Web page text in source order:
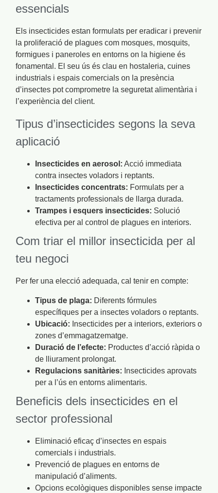
essencials
Els insecticides estan formulats per eradicar i prevenir
la proliferació de plagues com mosques, mosquits,
formigues i paneroles en entorns on la higiene és
fonamental. El seu ús és clau en hostaleria, cuines
industrials i espais comercials on la presència
d’insectes pot comprometre la seguretat alimentària i
l’experiència del client.
Tipus d’insecticides segons la seva
aplicació
Insecticides en aerosol: Acció immediata
contra insectes voladors i reptants.
Insecticides concentrats: Formulats per a
tractaments professionals de llarga durada.
Trampes i esquers insecticides: Solució
efectiva per al control de plagues en interiors.
Com triar el millor insecticida per al
teu negoci
Per fer una elecció adequada, cal tenir en compte:
Tipus de plaga: Diferents fórmules
específiques per a insectes voladors o reptants.
Ubicació: Insecticides per a interiors, exteriors o
zones d’emmagatzematge.
Duració de l’efecte: Productes d’acció ràpida o
de lliurament prolongat.
Regulacions sanitàries: Insecticides aprovats
per a l’ús en entorns alimentaris.
Beneficis dels insecticides en el
sector professional
Eliminació eficaç d’insectes en espais
comercials i industrials.
Prevenció de plagues en entorns de
manipulació d’aliments.
Opcions ecològiques disponibles sense impacte